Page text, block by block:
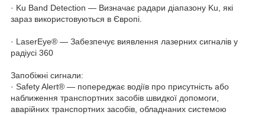
· Ku Band Detection — Визначає радари діапазону Ku, які
зараз використовуються в Європі.
· LaserEye® — Забезпечує виявлення лазерних сигналів у
радіусі 360
Запобіжні сигнали:
· Safety Alert® — попереджає водіїв про присутність або
наближення транспортних засобів швидкої допомоги,
аварійних транспортних засобів, обладнаних системою